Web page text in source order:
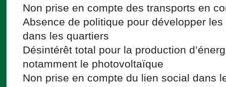
Non prise en compte des transports en
Absence de politique pour développer les
dans les quartiers
Désintérêt total pour la production
notamment le photovoltaïque
Non prise en compte du lien social dans